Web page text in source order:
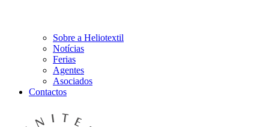
Sobre a Heliotextil
Notícias
Ferias
Agentes
Asociados
Contactos